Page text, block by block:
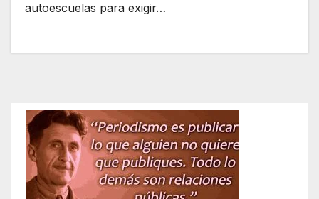
autoescuelas para exigir…